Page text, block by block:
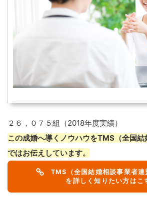
２６，０７５組（2018年度実績）
この成婚へ導くノウハウをTMS（全国結
ではお伝えしています。
TMS（全国結婚相談事業者連
を詳しく知りたい方はこ